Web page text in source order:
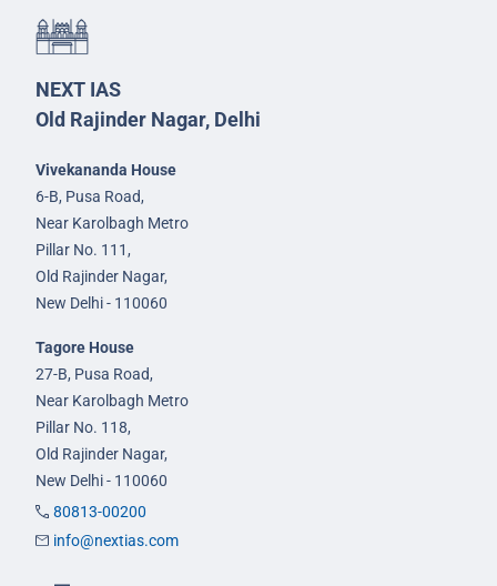
NEXT IAS
Old Rajinder Nagar, Delhi
Vivekananda House
6-B, Pusa Road,
Near Karolbagh Metro
Pillar No. 111,
Old Rajinder Nagar,
New Delhi - 110060
Tagore House
27-B, Pusa Road,
Near Karolbagh Metro
Pillar No. 118,
Old Rajinder Nagar,
New Delhi - 110060
80813-00200
info@nextias.com